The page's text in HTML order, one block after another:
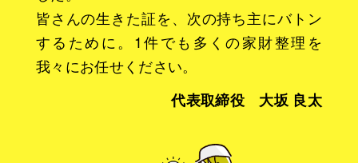
皆さんの生きた証を、次の持ち主にバトン
するために。1件でも多くの家財整理を
我々にお任せください。
代表取締役 大坂 良太